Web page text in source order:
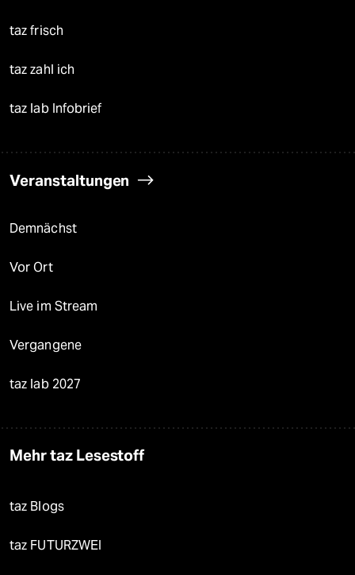
taz frisch
taz zahl ich
taz lab Infobrief
Veranstaltungen
Demnächst
Vor Ort
Live im Stream
Vergangene
taz lab 2027
Mehr taz Lesestoff
taz Blogs
taz FUTURZWEI